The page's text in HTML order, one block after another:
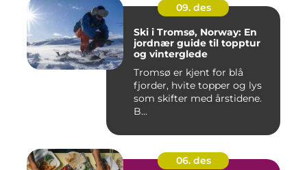
09. des
Ski i Tromsø, Norway: En
jordnær guide til topptur
og vinterglede
Tromsø er kjent for blå
fjorder, hvite topper og lys
som skifter med årstidene.
B...
06. des